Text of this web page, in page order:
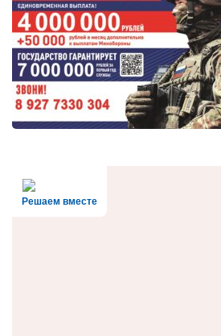
Решаем вместе